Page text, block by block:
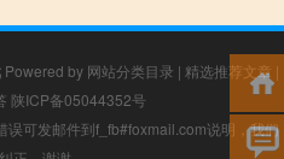
Powered by 网站分类目录 | 精选推荐文章 |
陕ICP备05044352号
误可发邮件到f_fb#foxmail.com说明，我们